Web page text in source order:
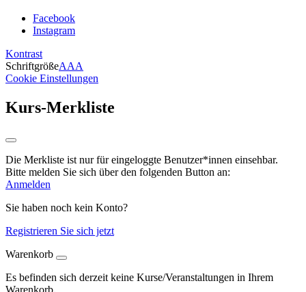
Facebook
Instagram
Kontrast
SchriftgrößeAAA
Cookie Einstellungen
Kurs-Merkliste
Die Merkliste ist nur für eingeloggte Benutzer*innen einsehbar.
Bitte melden Sie sich über den folgenden Button an:
Anmelden
Sie haben noch kein Konto?
Registrieren Sie sich jetzt
Warenkorb
Es befinden sich derzeit keine Kurse/Veranstaltungen in Ihrem